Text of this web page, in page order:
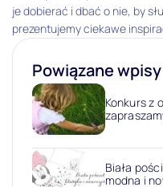
je dobierać i dbać o nie, by
prezentujemy ciekawe
Powiązane wpisy
Konkurs z
Biała
modna i